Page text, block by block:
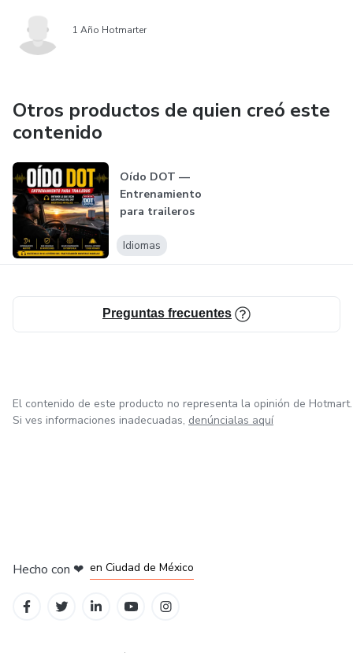
1 Año Hotmarter
Otros productos de quien creó este
contenido
Oído DOT —
Entrenamiento
para traileros
Idiomas
Preguntas frecuentes
El contenido de este producto no representa la opinión de Hotmart.
Si ves informaciones inadecuadas, denúncialas aquí
Hecho con ❤ en Ciudad de México